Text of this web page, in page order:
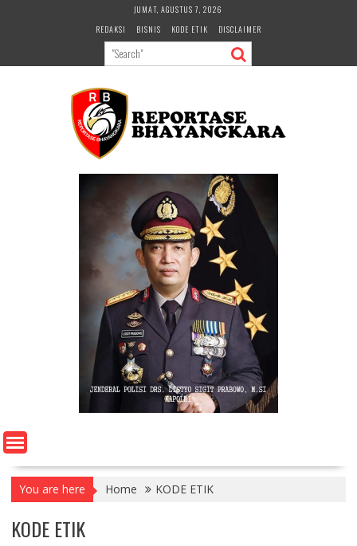
JUMAT, AGUSTUS 7, 2026
REDAKSI
BISNIS KODE ETIK DISCLAIMER
You are here Home KODE ETIK
KODE ETIK